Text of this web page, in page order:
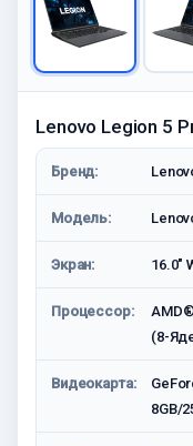
Lenovo Legion 5
Бренд:
Модель:
Экран: 16.0"
Процессор:
(8-
Видеокарта:
8GB/